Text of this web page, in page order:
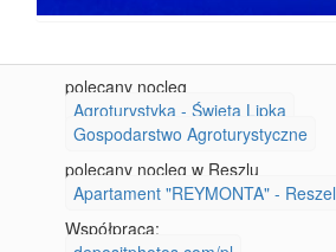
polecany nocleg
Agroturystyka - Święta Lipka
Gospodarstwo Agroturystyczne
polecany nocleg w Reszlu
Apartament "REYMONTA" - Reszel
Współpraca: